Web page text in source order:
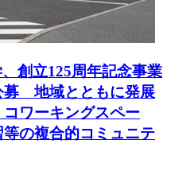
創立125周年記念事業
募 地域とともに発展
ワーキングスペー
の複合的コミュニテ